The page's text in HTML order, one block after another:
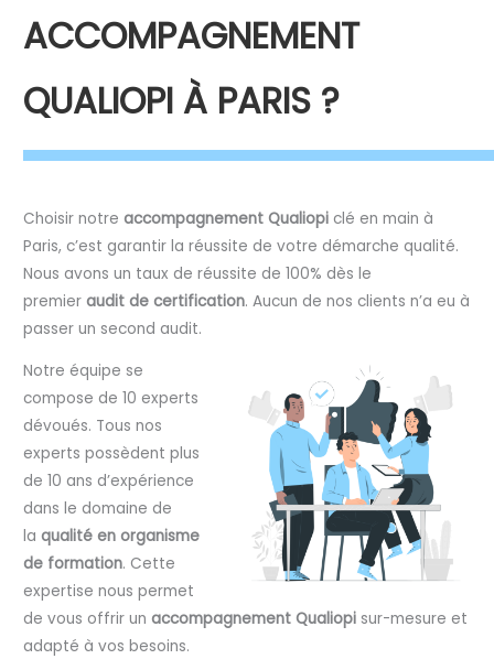
ACCOMPAGNEMENT
QUALIOPI À PARIS ?
Choisir notreaccompagnement Qualiopi clé en main à
Paris, c’est garantir la réussite de votre démarche qualité.
Nous avons un taux de réussite de 100% dès le
premieraudit de certification. Aucun de nos clients n’a eu à
passer un second audit.
Notre équipe se
compose de 10 experts
dévoués. Tous nos
experts possèdent plus
de 10 ans d’expérience
dans le domaine de
laqualité en organisme
de formation. Cette
expertise nous permet
de vous offrir unaccompagnement Qualiopi sur-mesure et
adapté à vos besoins.